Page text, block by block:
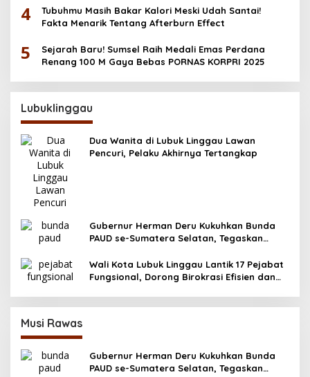
4
Tubuhmu Masih Bakar Kalori Meski Udah Santai!
Fakta Menarik Tentang Afterburn Effect
5
Sejarah Baru! Sumsel Raih Medali Emas Perdana
Renang 100 M Gaya Bebas PORNAS KORPRI 2025
Lubuklinggau
Dua Wanita di Lubuk Linggau Lawan
Pencuri, Pelaku Akhirnya Tertangkap
Gubernur Herman Deru Kukuhkan Bunda
PAUD se-Sumatera Selatan, Tegaskan
Wali Kota Lubuk Linggau Lantik 17 Pejabat
Fungsional, Dorong Birokrasi Efisien dan
Musi Rawas
Gubernur Herman Deru Kukuhkan Bunda
PAUD se-Sumatera Selatan, Tegaskan